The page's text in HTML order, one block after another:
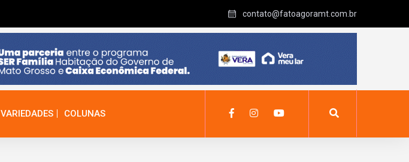
contato@fatoagoramt.com.br
VARIEDADES COLUNAS